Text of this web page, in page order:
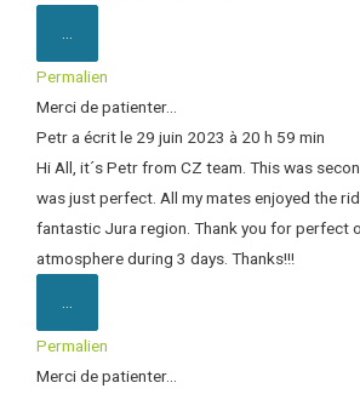
Permalien
Merci de patienter...
Petra écrit le 29 juin 2023 à 20 h 59 min
Hi All, it´s Petr from CZ team. This was
was just perfect. All my mates enjoyed the
fantastic Jura region. Thank you for perfect
atmosphere during 3 days. Thanks!!!
Permalien
Merci de patienter...